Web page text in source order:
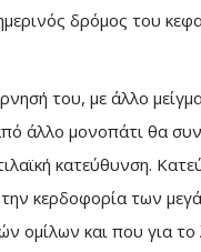
δρόμος του
του, με άλλο
άλλο μονοπάτι θα
κατεύθυνση.
κερδοφορία των
ομίλων και που για το